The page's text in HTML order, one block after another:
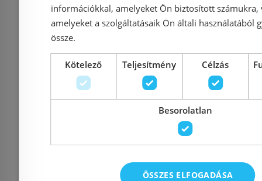
NWKP-HEN120
Azonosító: 185189
Cikkszám: NWKP-HEN120
Kosárba
Cikkszám:
információkkal, amelyeket Ön biztosított számukra,
amelyeket a szolgáltatásaik Ön általi használatából
össze.
Kötelező Teljesítmény Célzás
Besorolatlan
ÖSSZES ELFOGADÁSA